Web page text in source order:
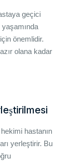
geçici
yaşamında
önemlidir.
olana kadar
hastanın
yerleştirir. Bu